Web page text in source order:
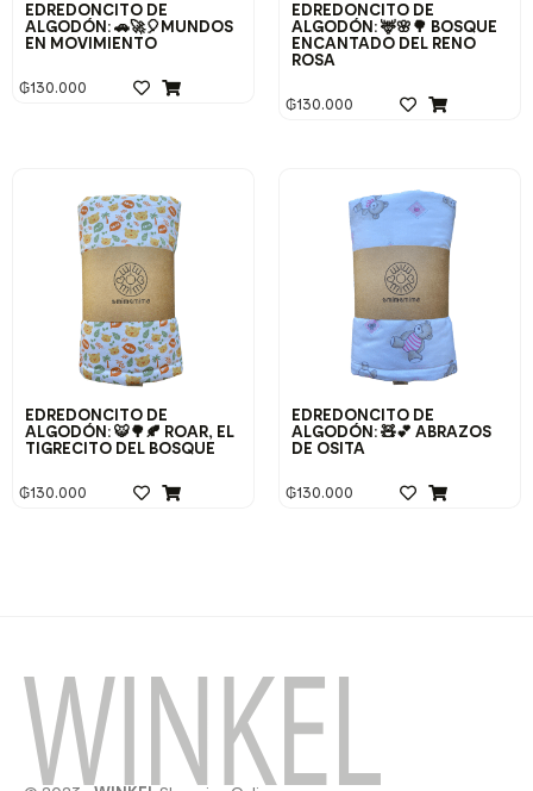
EDREDONCITO DE
ALGODÓN: 🚗🚀🎈MUNDOS
EN MOVIMIENTO
₲130.000
EDREDONCITO DE
ALGODÓN: 🦌🌸🌳 BOSQUE
ENCANTADO DEL RENO
ROSA
₲130.000
EDREDONCITO DE
ALGODÓN: 🐯🌳🍂 ROAR, EL
TIGRECITO DEL BOSQUE
₲130.000
EDREDONCITO DE
ALGODÓN: 🧸💕 ABRAZOS
DE OSITA
₲130.000